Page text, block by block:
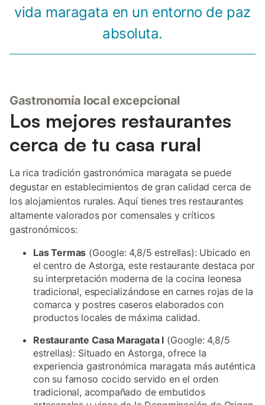
vida maragata en un entorno de paz
absoluta.
Gastronomía local excepcional
Los mejores restaurantes
cerca de tu casa rural
La rica tradición gastronómica maragata se puede
degustar en establecimientos de gran calidad cerca de
los alojamientos rurales. Aquí tienes tres restaurantes
altamente valorados por comensales y críticos
gastronómicos:
Las Termas (Google: 4,8/5 estrellas): Ubicado en
el centro de Astorga, este restaurante destaca por
su interpretación moderna de la cocina leonesa
tradicional, especializándose en carnes rojas de la
comarca y postres caseros elaborados con
productos locales de máxima calidad.
Restaurante Casa Maragata I (Google: 4,8/5
estrellas): Situado en Astorga, ofrece la
experiencia gastronómica maragata más auténtica
con su famoso cocido servido en el orden
tradicional, acompañado de embutidos